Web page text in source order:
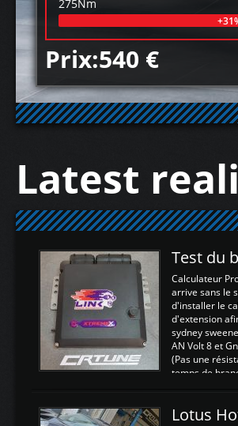
275Nm
Prix:540 €
Latest
Test du
Calculateur
arrive sans le
d'installer le
d'extension
sydney
AN Volt 8 et
(Pas une
temps de
Lotus